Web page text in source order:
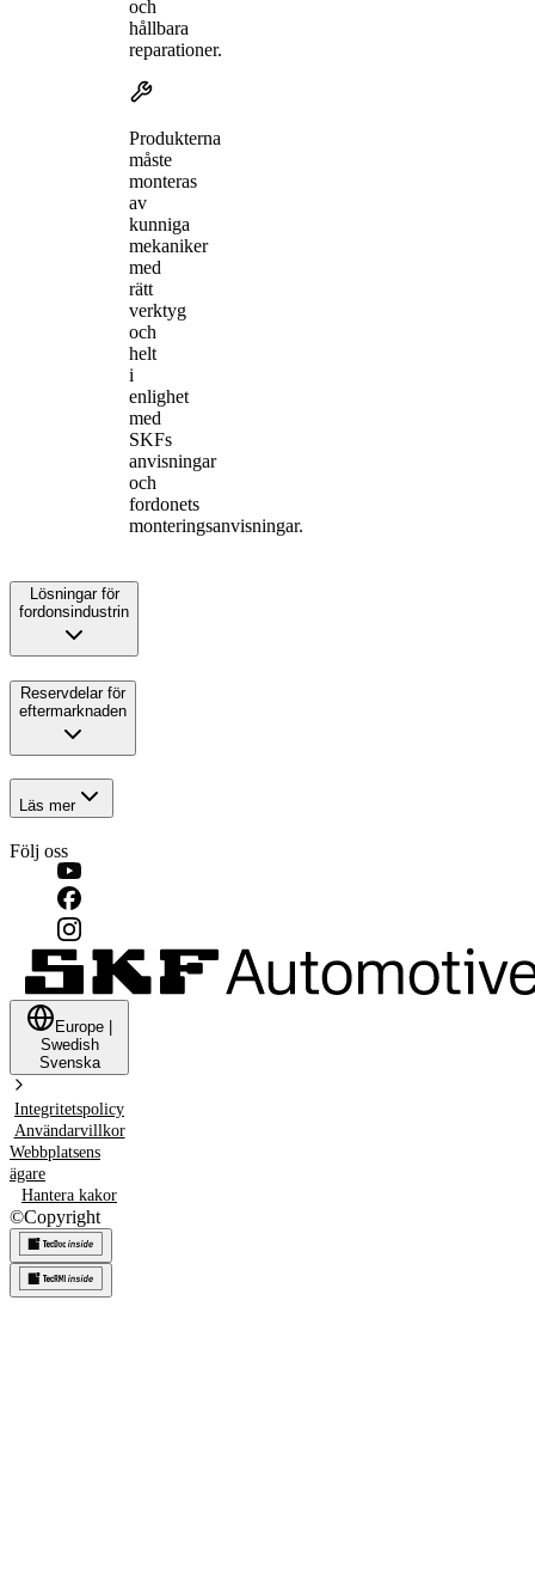
och
hållbara
reparationer.
Produkterna
måste
monteras
av
kunniga
mekaniker
med
rätt
verktyg
och
helt
i
enlighet
med
SKFs
anvisningar
och
fordonets
monteringsanvisningar.
Lösningar för
fordonsindustrin
Reservdelar för
eftermarknaden
Läs mer
Följ oss
Europe
Swedish
Svenska
Integritetspolicy
Användarvillkor
Webbplatsens
ägare
Hantera kakor
©Copyright